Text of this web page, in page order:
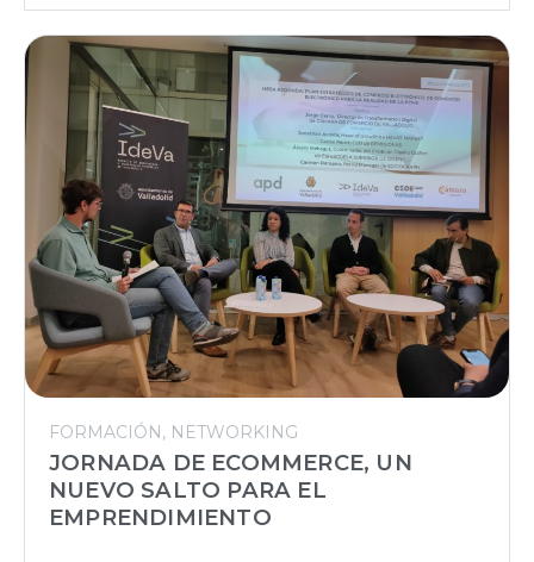
FORMACIÓN NETWORKING
JORNADA DE ECOMMERCE, UN
NUEVO SALTO PARA EL
EMPRENDIMIENTO